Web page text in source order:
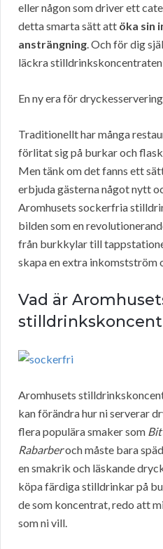
eller någon som driver ett
detta smarta sätt att öka sin
ansträngning. Och för dig
läckra
En ny era för dryckesservering
Traditionellt har många
förlitat sig på burkar och
Men tänk om det fanns ett
erbjuda gästerna något nytt
Aromhusets sockerfria
bilden som en
från burkkylar till
skapa en extra inkomstström
Vad är
Aromhusets
kan förändra hur ni serverar
flera populära smaker som
Rabarberoch måste bara
en smakrik och läskande
köpa färdiga stilldrinkar på
de som koncentrat, redo att
som ni vill.